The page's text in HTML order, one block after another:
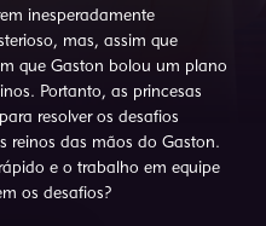
inesperadamente
mas, assim que
que Gaston bolou um plano
Portanto, as princesas
resolver os desafios
reinos das mãos do Gaston.
e o trabalho em equipe
os desafios?